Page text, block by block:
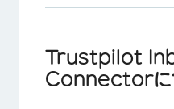
Trustpilotのインバウ
デフォルトのデータマ
Trustpilot
Connectorに